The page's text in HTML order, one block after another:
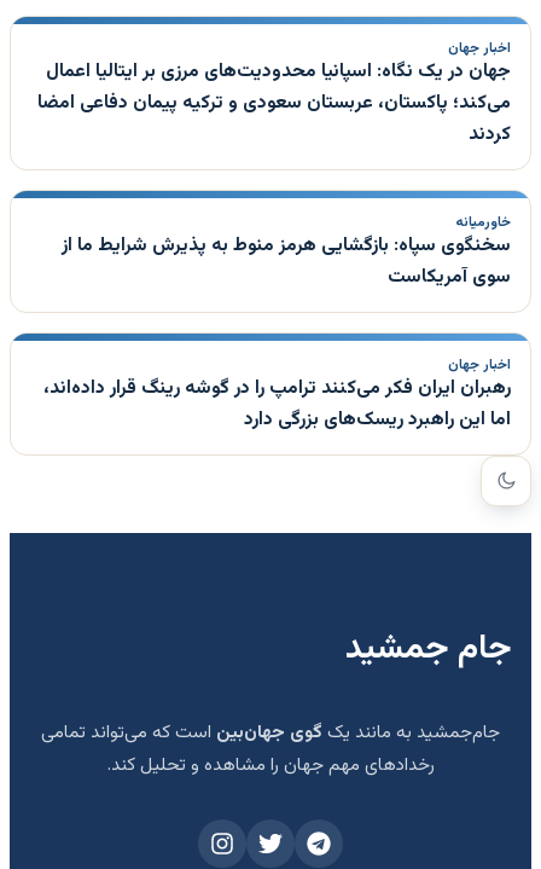
اخبار جهان
جهان در یک نگاه: اسپانیا محدودیت‌های مرزی بر ایتالیا اعمال
می‌کند؛ پاکستان، عربستان سعودی و ترکیه پیمان دفاعی امضا
کردند
خاورمیانه
سخنگوی سپاه: بازگشایی هرمز منوط به پذیرش شرایط ما از
سوی آمریکاست
اخبار جهان
رهبران ایران فکر می‌کنند ترامپ را در گوشه رینگ قرار داده‌اند،
اما این راهبرد ریسک‌های بزرگی دارد
جام جمشید
جام‌جمشید به مانند یک گوی جهان‌بین است که می‌تواند تمامی
رخدادهای مهم جهان را مشاهده و تحلیل کند.